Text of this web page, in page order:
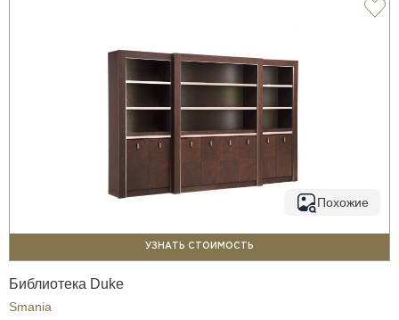
Похожие
УЗНАТЬ СТОИМОСТЬ
Библиотека Duke
Smania